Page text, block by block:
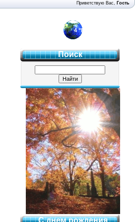
Приветствую Вас, Гость
4 "Б"
Поиск
С днем рождения